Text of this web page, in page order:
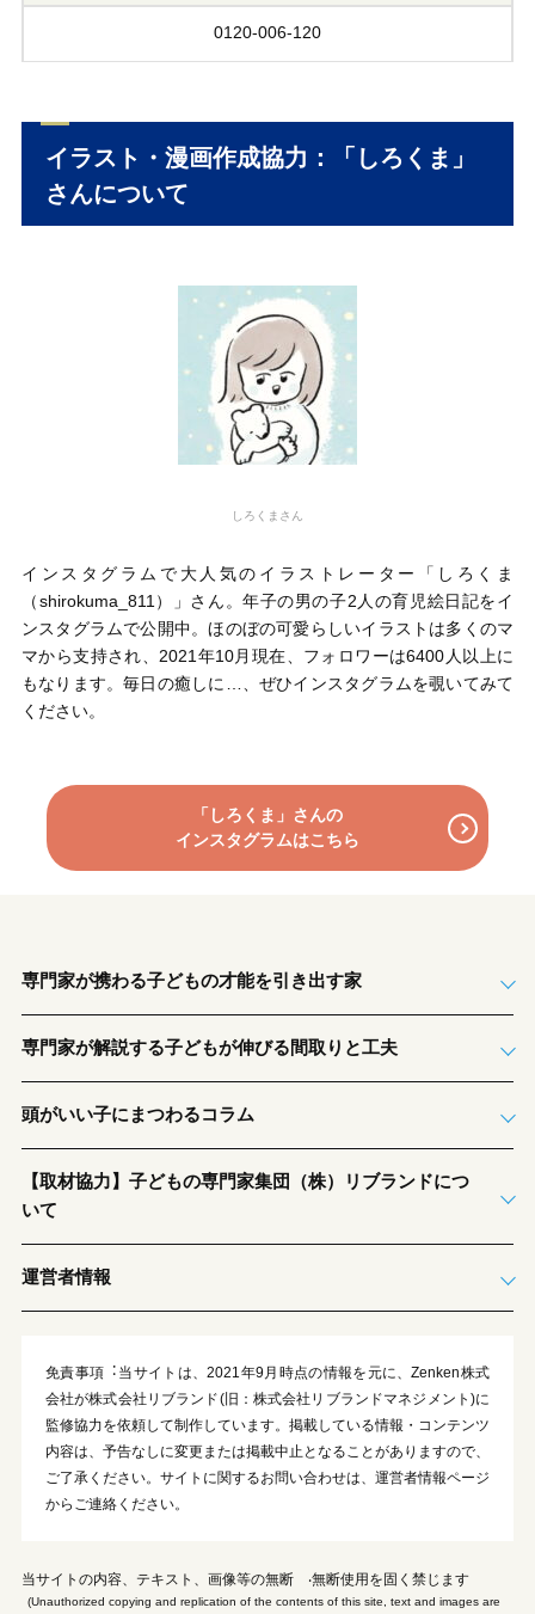
0120-006-120
イラスト・漫画作成協力：「しろくま」
さんについて
しろくまさん
インスタグラムで大人気のイラストレーター「しろくま
（shirokuma_811）」さん。年子の男の子2人の育児絵日記をイ
ンスタグラムで公開中。ほのぼの可愛らしいイラストは多くのマ
マから支持され、2021年10月現在、フォロワーは6400人以上に
もなります。毎日の癒しに…、ぜひインスタグラムを覗いてみて
ください。
「しろくま」さんの
インスタグラムはこちら
専門家が携わる子どもの才能を引き出す家
専門家が解説する子どもが伸びる間取りと工夫
頭がいい子にまつわるコラム
【取材協力】子どもの専門家集団（株）リブランドにつ
いて
運営者情報
免責事項︓当サイトは、2021年9月時点の情報を元に、Zenken株式
会社が株式会社リブランド(旧：株式会社リブランドマネジメント)に
監修協力を依頼して制作しています。掲載している情報・コンテンツ
内容は、予告なしに変更または掲載中止となることがありますので、
ご了承ください。サイトに関するお問い合わせは、運営者情報ページ
からご連絡ください。
当サイトの内容、テキスト、画像等の無断 ‧無断使⽤を固く禁じます
(Unauthorized copying and replication of the contents of this site, text and images are